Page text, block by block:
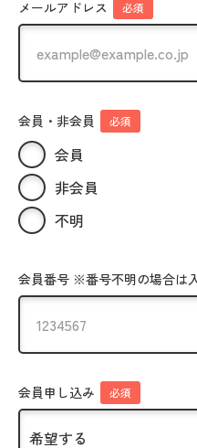
メールアドレス 必須
会員・非会員 必須
会員
非会員
不明
会員番号 ※番号不明の場合は
会員申し込み 必須